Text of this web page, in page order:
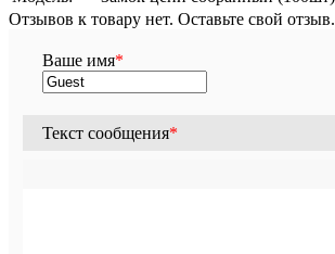
Отзывов к товару нет. Оставьте свой отзыв.
Ваше имя*
Текст сообщения*